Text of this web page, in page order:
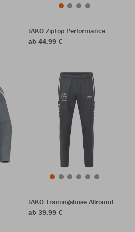
JAKO Ziptop Performance
ab 44,99 €
JAKO Trainingshose Allround
ab 39,99 €